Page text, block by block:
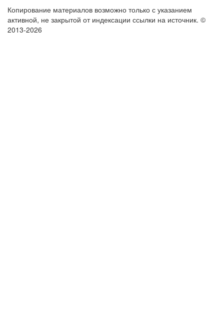
Копирование материалов возможно только с указанием
активной, не закрытой от индексации ссылки на источник. ©
2013-2026